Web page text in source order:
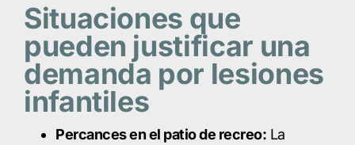
Situaciones que
pueden justificar una
demanda por lesiones
infantiles
Percances en el patio de recreo: La